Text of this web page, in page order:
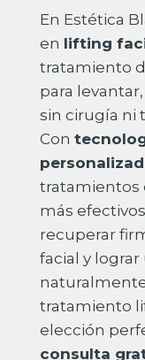
En Estética
en lifting
tratamiento
para
sin cirugía ni
Con
tratamientos
más
recuperar
facial y lograr
tratamiento
elección
consulta